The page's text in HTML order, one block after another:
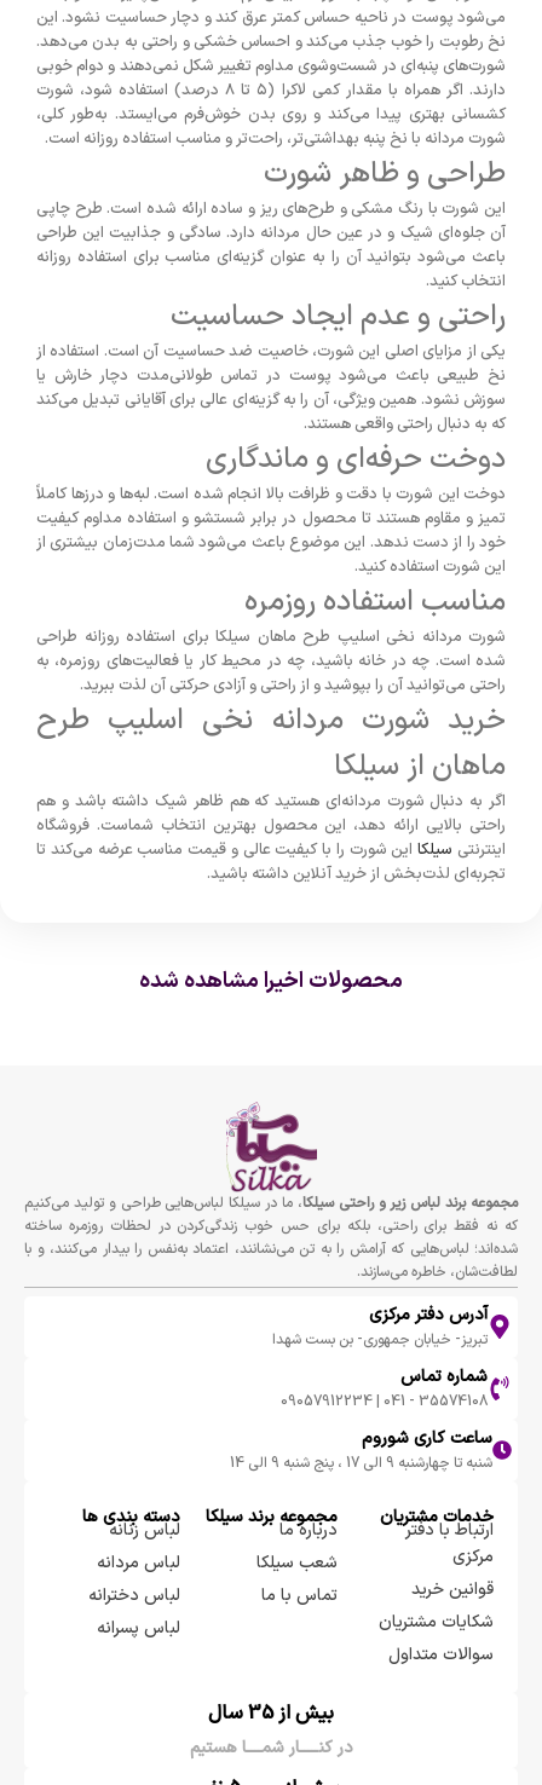
می‌شود پوست در ناحیه حساس کمتر عرق کند و دچار حساسیت نشود. این
نخ رطوبت را خوب جذب می‌کند و احساس خشکی و راحتی به بدن می‌دهد.
شورت‌های پنبه‌ای در شست‌وشوی مداوم تغییر شکل نمی‌دهند و دوام خوبی
دارند. اگر همراه با مقدار کمی لاکرا (۵ تا ۸ درصد) استفاده شود، شورت
کشسانی بهتری پیدا می‌کند و روی بدن خوش‌فرم می‌ایستد. به‌طور کلی،
شورت مردانه با نخ پنبه بهداشتی‌تر، راحت‌تر و مناسب استفاده روزانه است.
طراحی و ظاهر شورت
این شورت با رنگ مشکی و طرح‌های ریز و ساده ارائه شده است. طرح چاپی
آن جلوه‌ای شیک و در عین حال مردانه دارد. سادگی و جذابیت این طراحی
باعث می‌شود بتوانید آن را به عنوان گزینه‌ای مناسب برای استفاده روزانه
انتخاب کنید.
راحتی و عدم ایجاد حساسیت
یکی از مزایای اصلی این شورت، خاصیت ضد حساسیت آن است. استفاده از
نخ طبیعی باعث می‌شود پوست در تماس طولانی‌مدت دچار خارش یا
سوزش نشود. همین ویژگی، آن را به گزینه‌ای عالی برای آقایانی تبدیل می‌کند
که به دنبال راحتی واقعی هستند.
دوخت حرفه‌ای و ماندگاری
دوخت این شورت با دقت و ظرافت بالا انجام شده است. لبه‌ها و درزها کاملاً
تمیز و مقاوم هستند تا محصول در برابر شستشو و استفاده مداوم کیفیت
خود را از دست ندهد. این موضوع باعث می‌شود شما مدت‌زمان بیشتری از
این شورت استفاده کنید.
مناسب استفاده روزمره
شورت مردانه نخی اسلیپ طرح ماهان سیلکا برای استفاده روزانه طراحی
شده است. چه در خانه باشید، چه در محیط کار یا فعالیت‌های روزمره، به
راحتی می‌توانید آن را بپوشید و از راحتی و آزادی حرکتی آن لذت ببرید.
خرید شورت مردانه نخی اسلیپ طرح
ماهان از سیلکا
اگر به دنبال شورت مردانه‌ای هستید که هم ظاهر شیک داشته باشد و هم
راحتی بالایی ارائه دهد، این محصول بهترین انتخاب شماست. فروشگاه
اینترنتی سیلکااین شورت را با کیفیت عالی و قیمت مناسب عرضه می‌کند تا
تجربه‌ای لذت‌بخش از خرید آنلاین داشته باشید.
محصولات اخیرا مشاهده شده
مجموعه برند لباس زير و راحتى سيلكا، ما در سیلکا لباس‌هایی طراحی و تولید می‌کنیم
که نه فقط برای راحتی، بلکه برای حس خوب زندگی‌کردن در لحظات روزمره ساخته
شده‌اند؛ لباس‌هایی که آرامش را به تن می‌نشانند، اعتماد به‌نفس را بیدار می‌کنند، و با
لطافت‌شان، خاطره می‌سازند.
آدرس دفتر مرکزی
تبریز- خیابان جمهوری- بن بست شهدا
شماره تماس
35574108 - 041 | 09057912234
ساعت کاری شوروم
شنبه تا چهارشنبه 9 الی 17 ، پنج شنبه 9 الی 14
خدمات مشتریان
ارتباط با دفتر
مرکزی
قوانین خرید
شکایات مشتریان
سوالات متداول
مجموعه برند سيلكا
درباره ما
شعب سیلکا
تماس با ما
دسته بندی ها
لباس زنانه
لباس مردانه
لباس دخترانه
لباس پسرانه
بیش از 35 سال
در کنـــــار شمــــا هستیم